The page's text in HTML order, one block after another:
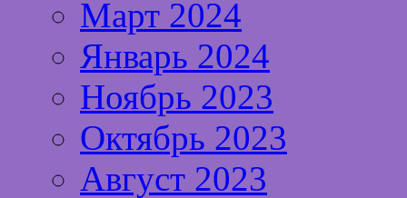
Март 2024
Январь 2024
Ноябрь 2023
Октябрь 2023
Август 2023